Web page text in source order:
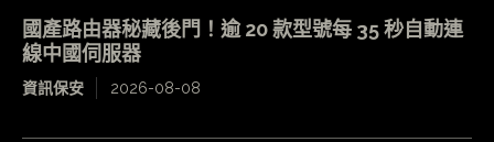
國產路由器秘藏後門！逾 20 款型號每 35 秒自動連
線中國伺服器
資訊保安 2026-08-08